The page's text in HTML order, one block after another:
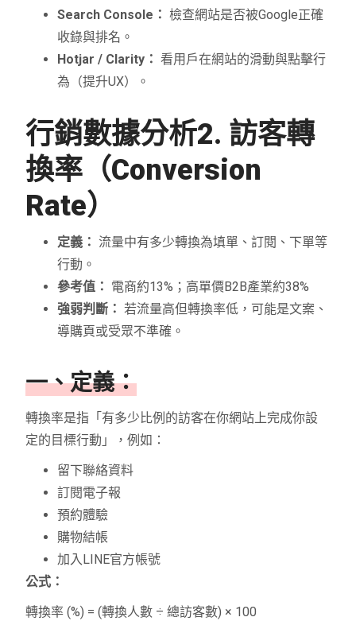
Search Console： 檢查網站是否被Google正確
收錄與排名。
Hotjar / Clarity： 看用戶在網站的滑動與點擊行
為（提升UX）。
行銷數據分析2. 訪客轉
換率（Conversion
Rate）
定義： 流量中有多少轉換為填單、訂閱、下單等
行動。
參考值： 電商約13%；高單價B2B產業約38%
強弱判斷： 若流量高但轉換率低，可能是文案、
導購頁或受眾不準確。
一、定義：
轉換率是指「有多少比例的訪客在你網站上完成你設
定的目標行動」，例如：
留下聯絡資料
訂閱電子報
預約體驗
購物結帳
加入LINE官方帳號
公式：
轉換率 (%) = (轉換人數 ÷ 總訪客數) × 100